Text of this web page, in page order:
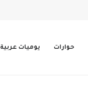
حوارات يوميات عربية